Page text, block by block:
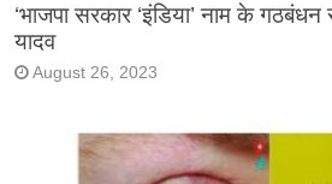
‘भाजपा सरकार ‘इंडिया’ नाम के
यादव
August 26, 2023